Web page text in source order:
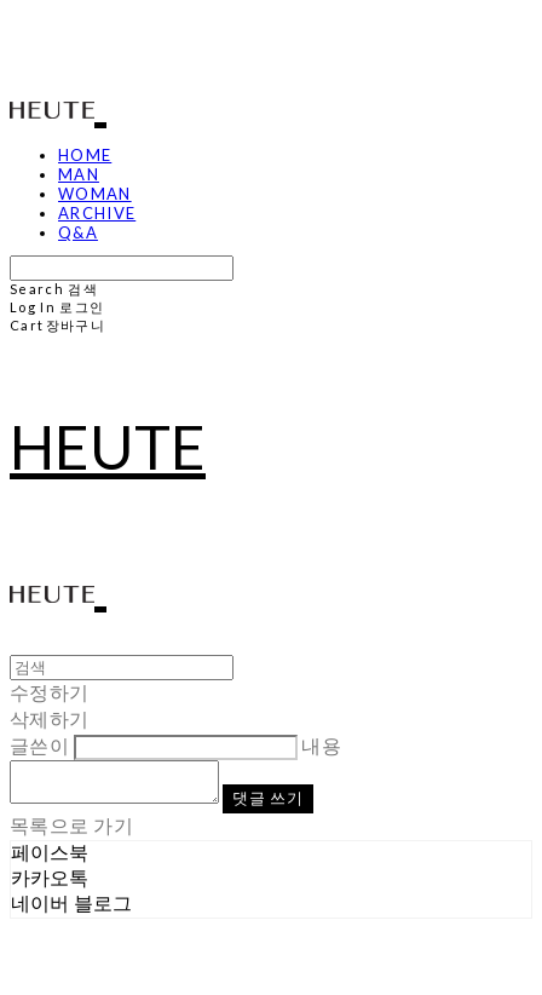
HOME
MAN
WOMAN
ARCHIVE
Q&A
Search 검색
Log In 로그인
Cart 장바구니
HEUTE
수정하기
삭제하기
글쓴이
내용
댓글 쓰기
목록으로 가기
페이스북
카카오톡
네이버 블로그